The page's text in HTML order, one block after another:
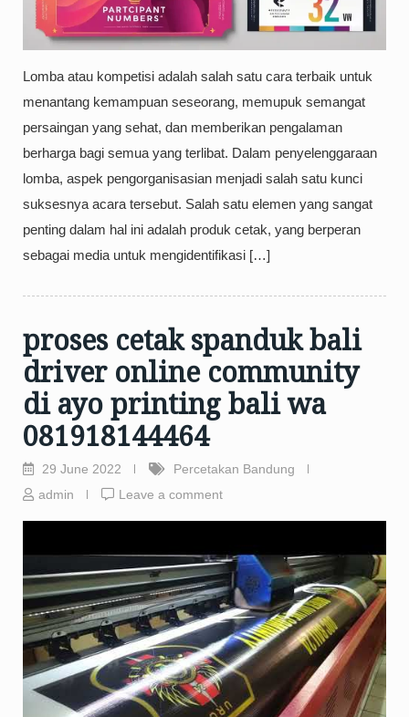
Lomba atau kompetisi adalah salah satu cara terbaik untuk
menantang kemampuan seseorang, memupuk semangat
persaingan yang sehat, dan memberikan pengalaman
berharga bagi semua yang terlibat. Dalam penyelenggaraan
lomba, aspek pengorganisasian menjadi salah satu kunci
suksesnya acara tersebut. Salah satu elemen yang sangat
penting dalam hal ini adalah produk cetak, yang berperan
sebagai media untuk mengidentifikasi […]
proses cetak spanduk bali
driver online community
di ayo printing bali wa
081918144464
29 June 2022
Percetakan Bandung
admin
Leave a comment